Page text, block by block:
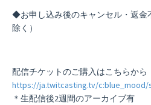
◆お申し込み後のキャンセル・返金
除く）
配信チケットのご購入はこちらから
https://ja.twitcasting.tv/c:blue_mood/
＊生配信後2週間のアーカイブ有